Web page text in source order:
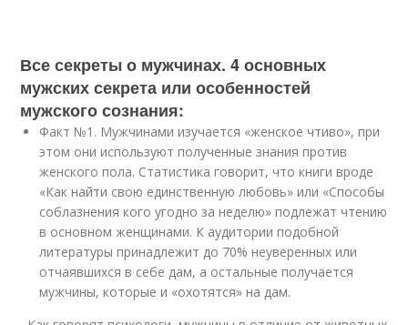
Все секреты о мужчинах. 4 основных
мужских секрета или особенностей
мужского сознания:
Факт №1. Мужчинами изучается «женское чтиво», при
этом они используют полученные знания против
женского пола. Статистика говорит, что книги вроде
«Как найти свою единственную любовь» или «Способы
соблазнения кого угодно за неделю» подлежат чтению
в основном женщинами. К аудитории подобной
литературы принадлежит до 70% неуверенных или
отчаявшихся в себе дам, а остальные получается
мужчины, которые и «охотятся» на дам.